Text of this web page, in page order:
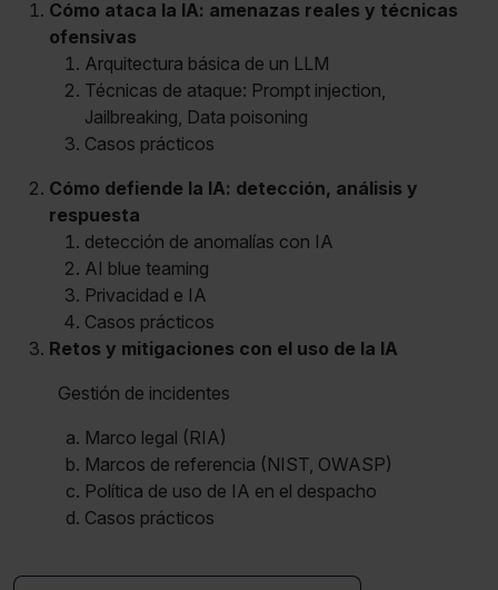
Cómo ataca la IA: amenazas reales y técnicas
ofensivas
Arquitectura básica de un LLM
Técnicas de ataque: Prompt injection,
Jailbreaking, Data poisoning
Casos prácticos
Cómo defiende la IA: detección, análisis y
respuesta
detección de anomalías con IA
AI blue teaming
Privacidad e IA
Casos prácticos
Retos y mitigaciones con el uso de la IA
Gestión de incidentes
Marco legal (RIA)
Marcos de referencia (NIST, OWASP)
Política de uso de IA en el despacho
Casos prácticos